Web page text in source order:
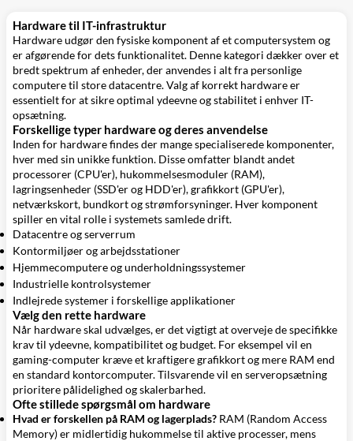
Hardware til IT-infrastruktur
Hardware udgør den fysiske komponent af et computersystem og
er afgørende for dets funktionalitet. Denne kategori dækker over et
bredt spektrum af enheder, der anvendes i alt fra personlige
computere til store datacentre. Valg af korrekt hardware er
essentielt for at sikre optimal ydeevne og stabilitet i enhver IT-
opsætning.
Forskellige typer hardware og deres anvendelse
Inden for hardware findes der mange specialiserede komponenter,
hver med sin unikke funktion. Disse omfatter blandt andet
processorer (CPU'er), hukommelsesmoduler (RAM),
lagringsenheder (SSD'er og HDD'er), grafikkort (GPU'er),
netværkskort, bundkort og strømforsyninger. Hver komponent
spiller en vital rolle i systemets samlede drift.
Datacentre og serverrum
Kontormiljøer og arbejdsstationer
Hjemmecomputere og underholdningssystemer
Industrielle kontrolsystemer
Indlejrede systemer i forskellige applikationer
Vælg den rette hardware
Når hardware skal udvælges, er det vigtigt at overveje de specifikke
krav til ydeevne, kompatibilitet og budget. For eksempel vil en
gaming-computer kræve et kraftigere grafikkort og mere RAM end
en standard kontorcomputer. Tilsvarende vil en serveropsætning
prioritere pålidelighed og skalerbarhed.
Ofte stillede spørgsmål om hardware
Hvad er forskellen på RAM og lagerplads? RAM (Random Access
Memory) er midlertidig hukommelse til aktive processer, mens